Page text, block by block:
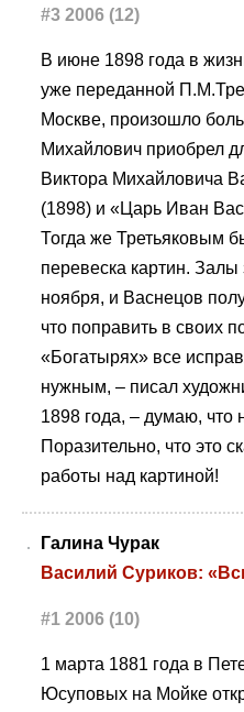
#3 2006 (12)
В июне 1898 года в
уже переданной
Москве, произошло
Михайлович приобрел
Виктора Михайловича
(1898) и «Царь Иван
Тогда же Третьяковым
перевеска картин.
ноября, и Васнецов
что поправить в своих
«Богатырях» все
нужным, – писал
1898 года, – думаю, что
Поразительно, что это
работы над картиной!
Галина Чурак
Василий Суриков:
#1 2006 (10)
1 марта 1881 года в
Юсуповых на Мойке